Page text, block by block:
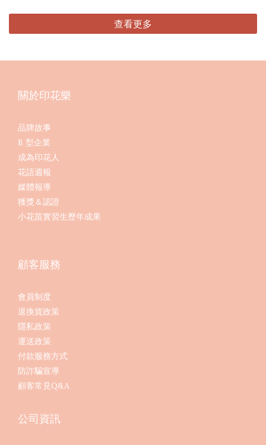
查看更多
關於印花樂
品牌故事
B 型企業
成為印花人
花語週報
媒體報導
獲獎＆認證
小花苗實習生歷年成果
顧客服務
會員制度
退換貨政策
隱私政策
運送政策
付款服務方式
防詐騙宣導
顧客常見Q&A
公司資訊